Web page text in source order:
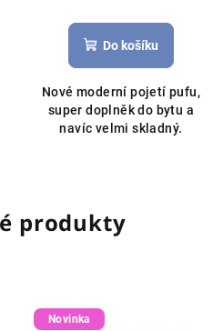
Do košíku
Nové moderní pojetí pufu,
super doplněk do bytu a
navíc velmi skladný.
produkty
Novinka